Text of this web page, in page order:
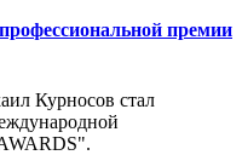
премии
Курносов стал